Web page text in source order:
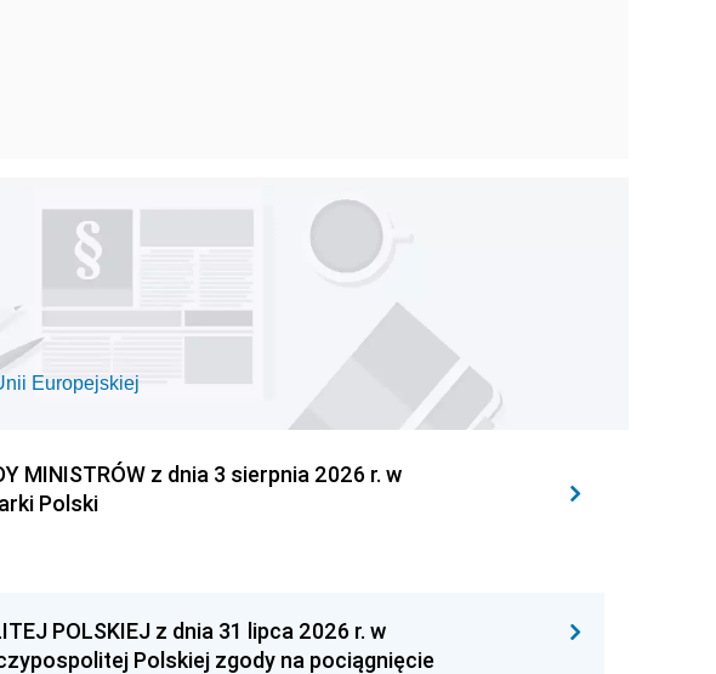
Europejskiej
MINISTRÓW z dnia 3 sierpnia 2026 r. w
Polski
POLSKIEJ z dnia 31 lipca 2026 r. w
Polskiej zgody na pociągnięcie